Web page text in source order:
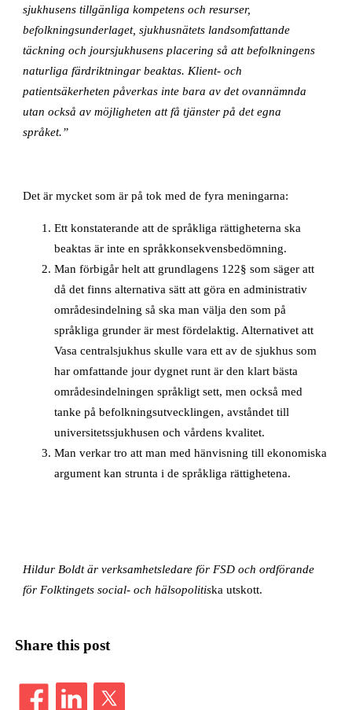
sjukhusens tillgänliga kompetens och resurser,
befolkningsunderlaget, sjukhusnätets landsomfattande
täckning och joursjukhusens placering så att befolkningens
naturliga färdriktningar beaktas. Klient- och
patientsäkerheten påverkas inte bara av det ovannämnda
utan också av möjligheten att få tjänster på det egna
språket.”
Det är mycket som är på tok med de fyra meningarna:
Ett konstaterande att de språkliga rättigheterna ska
beaktas är inte en språkkonsekvensbedömning.
Man förbigår helt att grundlagens 122§ som säger att
då det finns alternativa sätt att göra en administrativ
områdesindelning så ska man välja den som på
språkliga grunder är mest fördelaktig. Alternativet att
Vasa centralsjukhus skulle vara ett av de sjukhus som
har omfattande jour dygnet runt är den klart bästa
områdesindelningen språkligt sett, men också med
tanke på befolkningsutvecklingen, avståndet till
universitetssjukhusen och vårdens kvalitet.
Man verkar tro att man med hänvisning till ekonomiska
argument kan strunta i de språkliga rättighetena.
Hildur Boldt är verksamhetsledare för FSD och ordförande
för Folktingets social- och hälsopolitiska utskott.
Share this post